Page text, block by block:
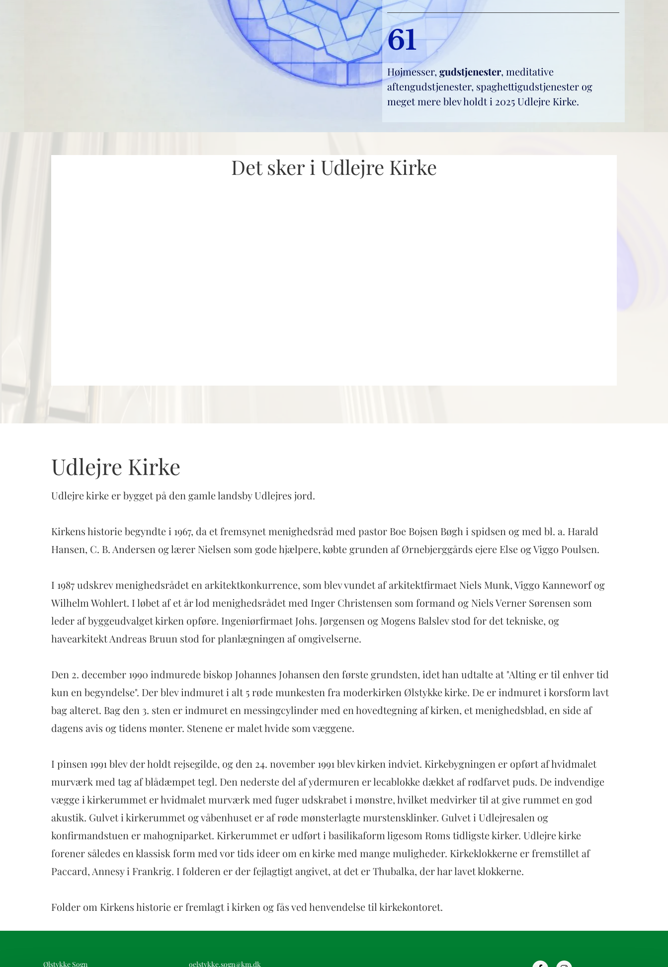
61
Højmesser,gudstjenester, meditative
aftengudstjenester, spaghettigudstjenester og
meget mere blev holdt i 2025 Udlejre Kirke.
Det sker i Udlejre Kirke
Udlejre Kirke
Udlejre kirke er bygget på den gamle landsby Udlejres jord.
Kirkens historie begyndte i 1967, da et fremsynet menighedsråd med pastor Boe Bojsen Bøgh i spidsen og med bl. a. Harald
Hansen, C. B. Andersen og lærer Nielsen som gode hjælpere, købte grunden af Ørnebjerggårds ejere Else og Viggo Poulsen.
I 1987 udskrev menighedsrådet en arkitektkonkurrence, som blev vundet af arkitektfirmaet Niels Munk, Viggo Kanneworf og
Wilhelm Wohlert. I løbet af et år lod menighedsrådet med Inger Christensen som formand og Niels Verner Sørensen som
leder af byggeudvalget kirken opføre. Ingeniørfirmaet Johs. Jørgensen og Mogens Balslev stod for det tekniske, og
havearkitekt Andreas Bruun stod for planlægningen af omgivelserne.
Den 2. december 1990 indmurede biskop Johannes Johansen den første grundsten, idet han udtalte at "Alting er til enhver tid
kun en begyndelse". Der blev indmuret i alt 5 røde munkesten fra moderkirken Ølstykke kirke. De er indmuret i korsform lavt
bag alteret. Bag den 3. sten er indmuret en messingcylinder med en hovedtegning af kirken, et menighedsblad, en side af
dagens avis og tidens mønter. Stenene er malet hvide som væggene.
I pinsen 1991 blev der holdt rejsegilde, og den 24. november 1991 blev kirken indviet. Kirkebygningen er opført af hvidmalet
murværk med tag af blådæmpet tegl. Den nederste del af ydermuren er lecablokke dækket af rødfarvet puds. De indvendige
vægge i kirkerummet er hvidmalet murværk med fuger udskrabet i mønstre, hvilket medvirker til at give rummet en god
akustik. Gulvet i kirkerummet og våbenhuset er af røde mønsterlagte murstensklinker. Gulvet i Udlejresalen og
konfirmandstuen er mahogniparket. Kirkerummet er udført i basilikaform ligesom Roms tidligste kirker. Udlejre kirke
forener således en klassisk form med vor tids ideer om en kirke med mange muligheder. Kirkeklokkerne er fremstillet af
Paccard, Annesy i Frankrig. I folderen er der fejlagtigt angivet, at det er Thubalka, der har lavet klokkerne.
Folder om Kirkens historie er fremlagt i kirken og fås ved henvendelse til kirkekontoret.
Ølstykke Sogn oelstykke.sogn@km.dk